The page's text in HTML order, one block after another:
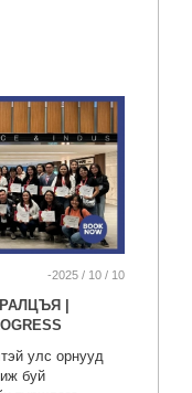
-2025 / 10 / 10
|
улс орнууд
буй